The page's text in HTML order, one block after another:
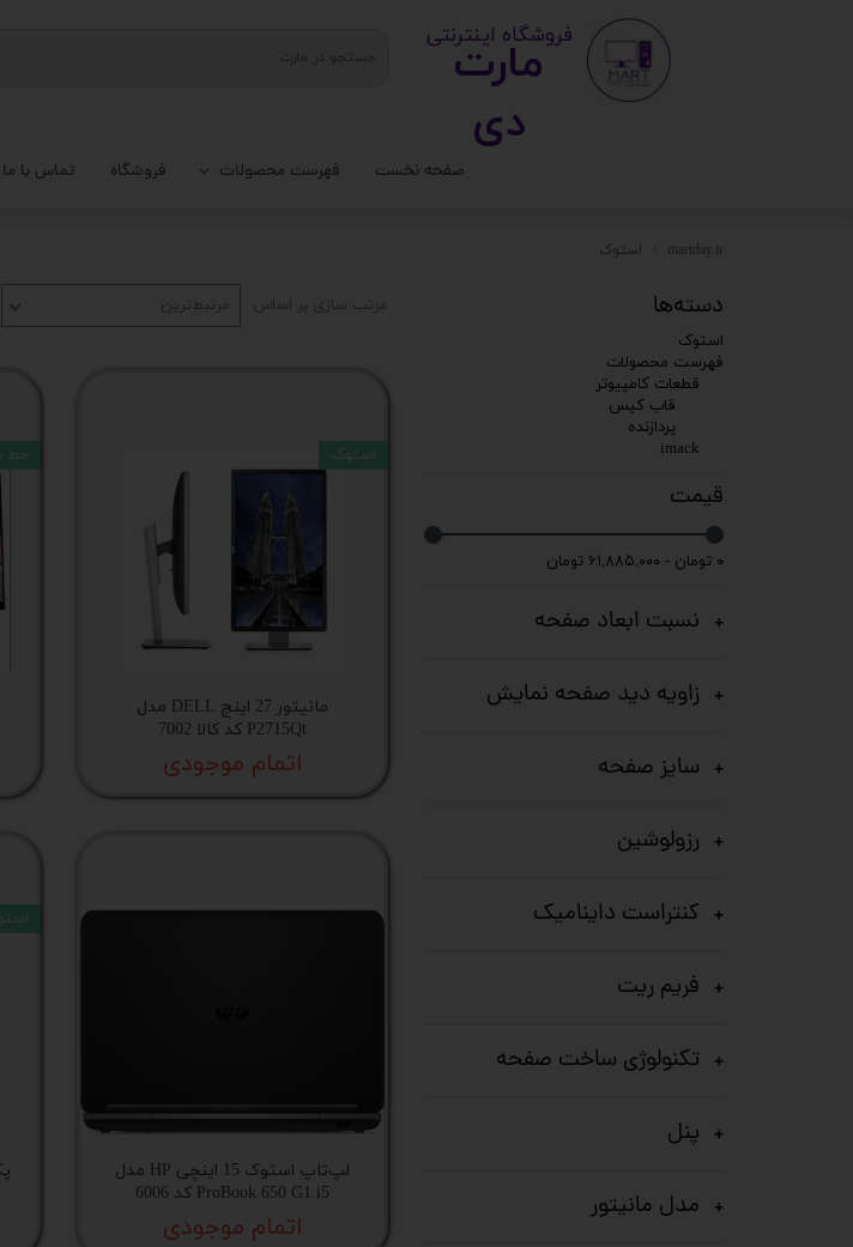
صفحه نخست فهرست محصولات
قطعات کامپیوتر
کامپیوتر رومیزی
لوازم جانبی کامپیوتر
کیس اداری
پک گیمینگ
مینی کیس استوک
فروشگاه تماس با ما
مارت
دی​​​​​​
​ ​فروشگاه اینترنتی
martday.ir استوک
دسته‌ها
استوک
فهرست محصولات
قطعات کامپیوتر
قاب کیس
پردازنده
imack
قیمت
۰ تومان - ۶۱,۸۸۵,۰۰۰ تومان
نسبت ابعاد صفحه
زاویه دید صفحه نمایش
سایز صفحه
رزولوشین
کنتراست داینامیک
فریم ریت
تکنولوژی ساخت صفحه
پنل
مدل مانیتور
مرتب سازی بر اساس مرتبط‌ترین
مانیتور 27 اینچ DELL مدل
P2715Qt کد کالا 7002
اتمام موجودی
استوک خط
لپ‌تاپ استوک 15 اینچی HP مدل
ProBook 650 G1 i5 کد 6006
اتمام موجودی